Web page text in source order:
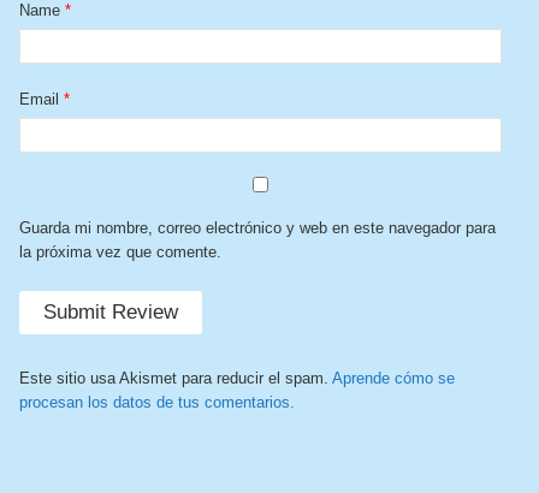
Name *
Email *
Guarda mi nombre, correo electrónico y web en este navegador para
la próxima vez que comente.
Este sitio usa Akismet para reducir el spam. Aprende cómo se
procesan los datos de tus comentarios.